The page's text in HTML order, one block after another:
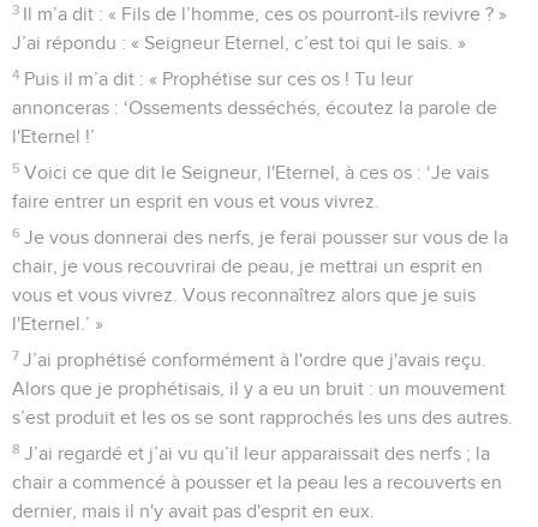
3 Il m’a dit : « Fils de l’homme, ces os pourront-ils revivre ? »
J’ai répondu : « Seigneur Eternel, c’est toi qui le sais. »
4 Puis il m’a dit : « Prophétise sur ces os ! Tu leur
annonceras : ‘Ossements desséchés, écoutez la parole de
l'Eternel !’
5 Voici ce que dit le Seigneur, l'Eternel, à ces os : ‘Je vais
faire entrer un esprit en vous et vous vivrez.
6 Je vous donnerai des nerfs, je ferai pousser sur vous de la
chair, je vous recouvrirai de peau, je mettrai un esprit en
vous et vous vivrez. Vous reconnaîtrez alors que je suis
l'Eternel.’ »
7 J’ai prophétisé conformément à l'ordre que j'avais reçu.
Alors que je prophétisais, il y a eu un bruit : un mouvement
s’est produit et les os se sont rapprochés les uns des autres.
8 J’ai regardé et j’ai vu qu’il leur apparaissait des nerfs ; la
chair a commencé à pousser et la peau les a recouverts en
dernier, mais il n'y avait pas d'esprit en eux.